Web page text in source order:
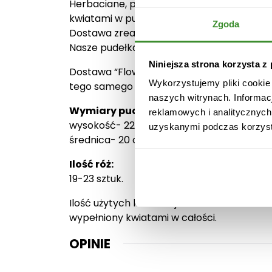
Zgoda
Niniejsza strona korzysta z
Wykorzystujemy pliki
naszych witrynach.
reklamowych i
uzyskanymi podczas
Herbaciane, pachnące róże w welurowym
kwiatami w pudełku jest bajecznie
Dostawa zrealizuje Twoje zamówienie w
Nasze pudełka 3 elementowe są
Dostawa “Flower boxów z różami”
tego samego dnia po uprzednim
Wymiary pudełka:
wysokość- 22 cm.
średnica- 20 cm.
Ilość róż:
19-23 sztuk.
Ilość użytych kwiatów jest zależna od
wypełniony kwiatami w całości.
OPINIE